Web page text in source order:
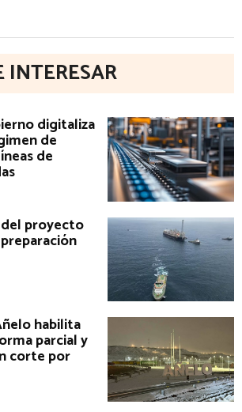
INTERESAR
digitaliza
de
de
proyecto
habilita
parcial y
corte por